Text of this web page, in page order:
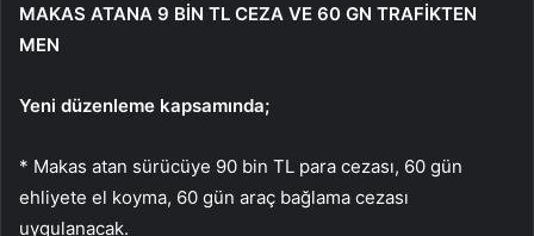
MAKAS ATANA 9 BİN TL CEZA VE 60 GN TRAFİKTEN
MEN
Yeni düzenleme kapsamında;
* Makas atan sürücüye 90 bin TL para cezası, 60 gün
ehliyete el koyma, 60 gün araç bağlama cezası
uygulanacak.